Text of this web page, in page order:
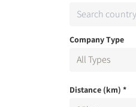
Company Type
Distance (km) *